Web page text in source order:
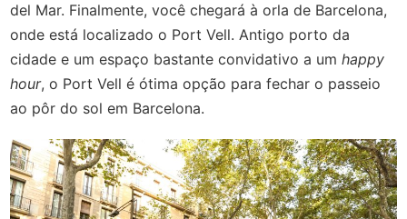
del Mar. Finalmente, você chegará à orla de Barcelona,
onde está localizado o Port Vell. Antigo porto da
cidade e um espaço bastante convidativo a umhappy
hour, o Port Vell é ótima opção para fechar o passeio
ao pôr do sol em Barcelona.